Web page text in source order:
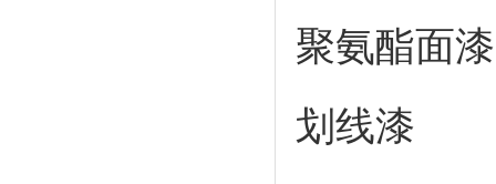
聚氨酯面
划线漆